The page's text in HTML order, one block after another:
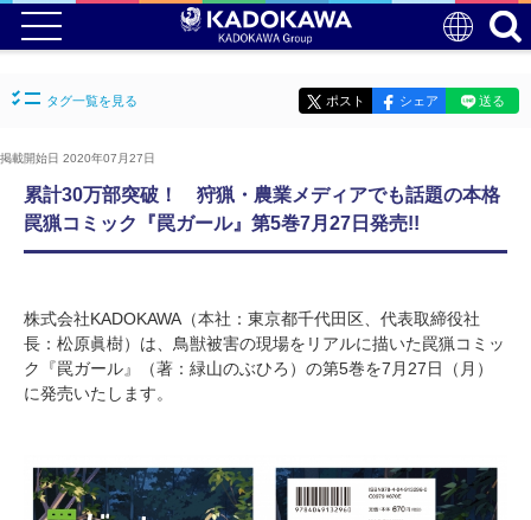
タグ一覧を見る ポスト シェア 送る
掲載開始日 2020年07月27日
累計30万部突破！ 狩猟・農業メディアでも話題の本格
罠猟コミック『罠ガール』第5巻7月27日発売!!
株式会社KADOKAWA（本社：東京都千代田区、代表取締役社
長：松原眞樹）は、鳥獣被害の現場をリアルに描いた罠猟コミッ
ク『罠ガール』（著：緑山のぶひろ）の第5巻を7月27日（月）
に発売いたします。